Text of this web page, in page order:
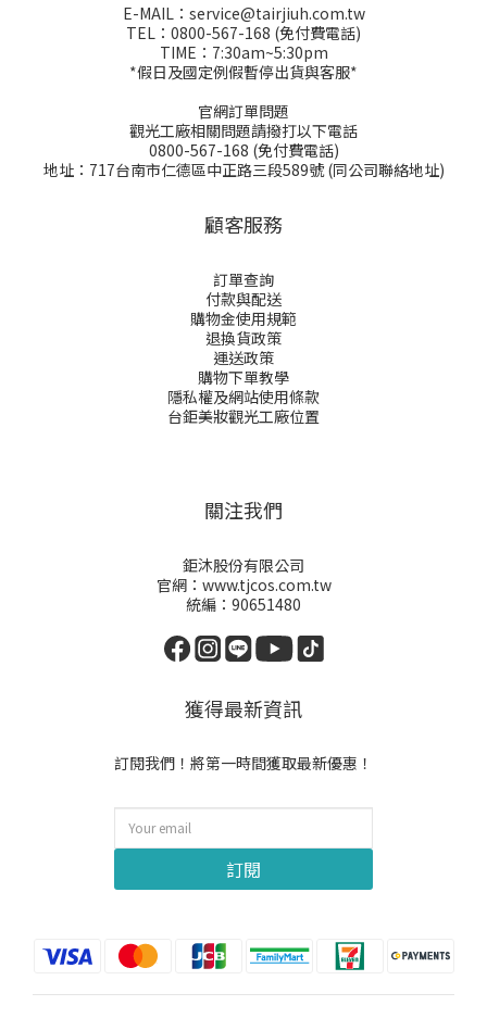
E-MAIL：service@tairjiuh.com.tw
TEL：0800-567-168 (免付費電話)
TIME：7:30am~5:30pm
*假日及國定例假暫停出貨與客服*
官網訂單問題
觀光工廠相關問題請撥打以下電話
0800-567-168 (免付費電話)
地址：717台南市仁德區中正路三段589號 (同公司聯絡地址)
顧客服務
訂單查詢
付款與配送
購物金使用規範
退換貨政策
運送政策
購物下單教學
隱私權及網站使用條款
台鉅美妝觀光工廠位置
關注我們
鉅沐股份有限公司
官網：www.tjcos.com.tw
統編：90651480
獲得最新資訊
訂閱我們！將第一時間獲取最新優惠！
訂閱